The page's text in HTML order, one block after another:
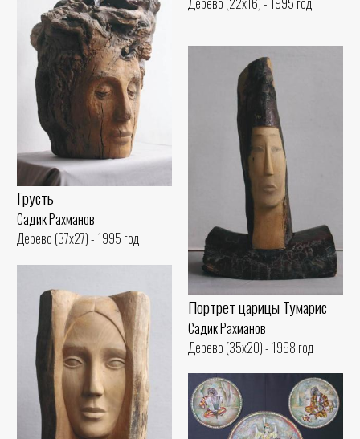
Грусть
Садик Рахманов
Дерево (37x27) - 1995 год
Портрет царицы Тумарис
Садик Рахманов
Дерево (35x20) - 1998 год